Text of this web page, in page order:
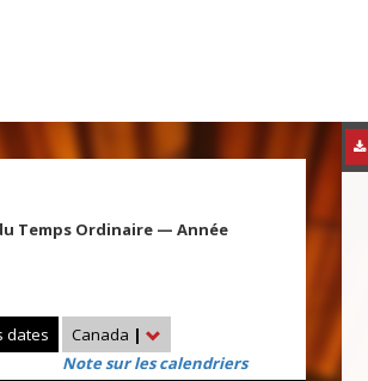
Temps Ordinaire — Année
dates Canada |
Note sur les calendriers